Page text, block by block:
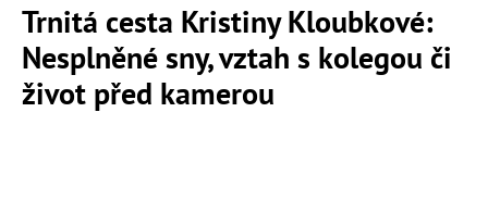
Trnitá cesta Kristiny Kloubkové:
Nesplněné sny, vztah s kolegou či
život před kamerou